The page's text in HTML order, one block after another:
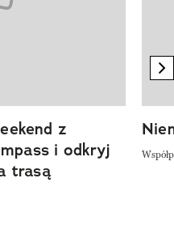
z
i odkryj
trasą